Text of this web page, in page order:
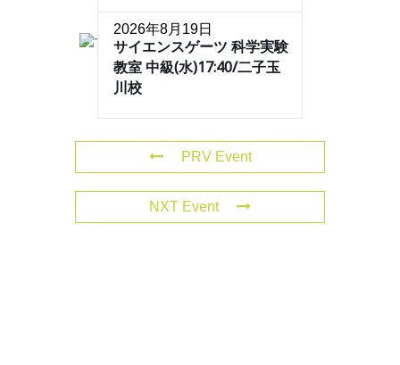
2026年8月19日
サイエンスゲーツ 科学実験
教室 中級(水)17:40/二子玉
川校
PRV Event
NXT Event